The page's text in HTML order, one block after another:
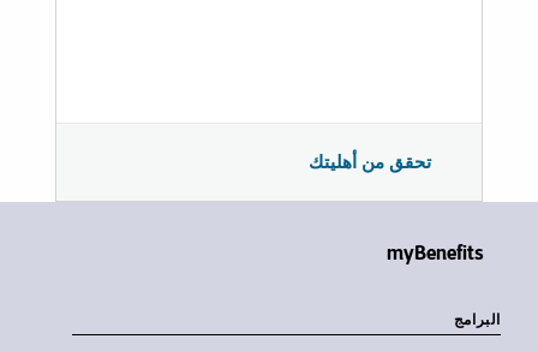
تحقق من أهليتك
myBenefits
البرامج